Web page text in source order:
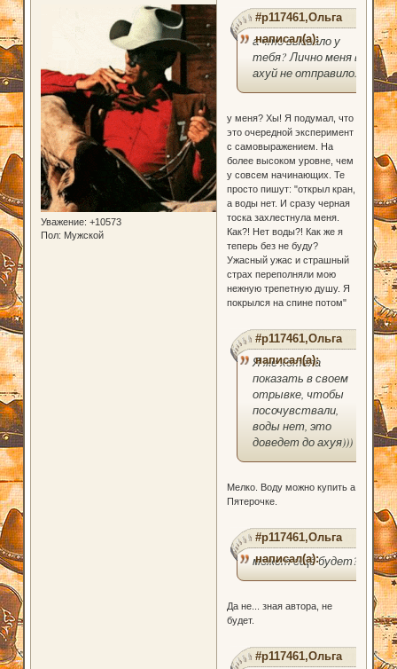
Уважение: +10573
Пол: Мужской
#p117461,Ольга
написал(а):
а что вызвало у
тебя? Лично меня в
ахуй не отправило...
у меня? Хы! Я подумал, что
это очередной эксперимент
с самовыражением. На
более высоком уровне, чем
у совсем начинающих. Те
просто пишут: "открыл кран,
а воды нет. И сразу черная
тоска захлестнула меня.
Как?! Нет воды?! Как же я
теперь без не буду?
Ужасный ужас и страшный
страх переполняли мою
нежную трепетную душу. Я
покрылся на спине потом"
#p117461,Ольга
написал(а):
Я же хотела
показать в своем
отрывке, чтобы
посочувствали,
воды нет, это
доведет до ахуя)))
Мелко. Воду можно купить а
Пятерочке.
#p117461,Ольга
написал(а):
может ещё будет?
Да не... зная автора, не
будет.
#p117461,Ольга